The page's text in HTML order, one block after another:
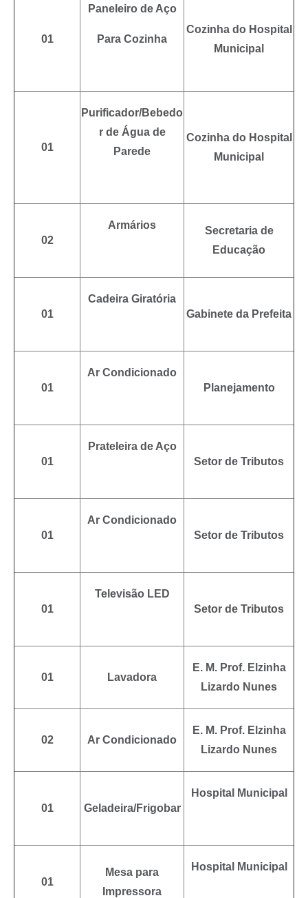
01
Paneleiro de Aço
Para Cozinha
Cozinha do Hospital
Municipal
01
Purificador/Bebedo
r de Água de
Parede
Cozinha do Hospital
Municipal
02
Armários
Secretaria de
Educação
01
Cadeira Giratória
Gabinete da Prefeita
01
Ar Condicionado
Planejamento
01
Prateleira de Aço
Setor de Tributos
01
Ar Condicionado
Setor de Tributos
01
Televisão LED
Setor de Tributos
01 Lavadora
E. M. Prof. Elzinha
Lizardo Nunes
02 Ar Condicionado
E. M. Prof. Elzinha
Lizardo Nunes
01 Geladeira/Frigobar
Hospital Municipal
01
Mesa para
Impressora
Hospital Municipal